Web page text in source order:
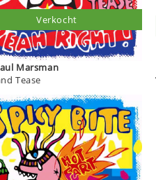
Jean-Paul Marsman
Tease
Verkocht